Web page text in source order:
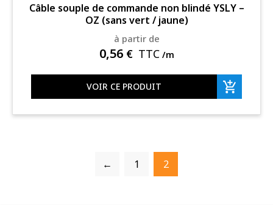
Câble souple de commande non blindé YSLY –
OZ (sans vert / jaune)
à partir de
0,56 € TTC/m
VOIR CE PRODUIT
← 1 2